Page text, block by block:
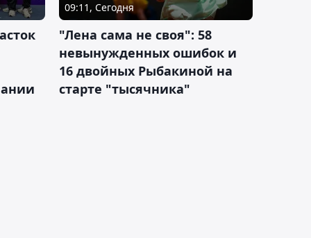
09:11, Сегодня
"Лена сама не своя": 58
невынужденных ошибок и
16 двойных Рыбакиной на
старте "тысячника"